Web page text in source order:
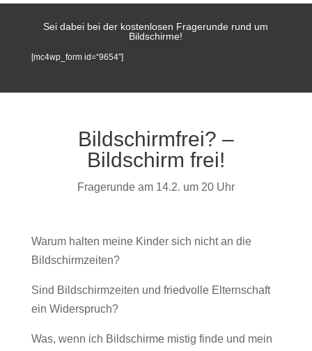
Sei dabei bei der kostenlosen Fragerunde rund um
Bildschirme!
[mc4wp_form id=“9654″]
Bildschirmfrei? –
Bildschirm frei!
Fragerunde am 14.2. um 20 Uhr
Warum halten meine Kinder sich nicht an die
Bildschirmzeiten?
Sind Bildschirmzeiten und friedvolle Elternschaft
ein Widerspruch?
Was, wenn ich Bildschirme mistig finde und mein